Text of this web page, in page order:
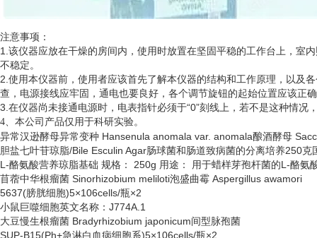
注意事项：
1.该仪器应放在干燥的房间内，使用时放置在坚固平稳的工作台上，室
不稳定。
2.使用本仪器前，使用者应该首先了解本仪器的结构和工作原理，以及
查，电源接线应牢固，通电也要良好，各个调节旋钮的起始位置应该正
3.在仪器尚未接通电源时，电表指针必须于“0”刻线上，若不是这种情况
4 本公司产品仅用于科研实验。
异常汉逊酵母异常变种 Hansenula anomala var. anomala酿酒酵母
胆盐七叶苷琼脂/Bile Esculin Agar肠球菌和肠道致病菌的分离培养250克
L-酪氨酸营养琼脂基础 规格： 250g 用途： 用于蜡样芽孢杆菌的L-酪氨
苜蓿中华根瘤菌 Sinorhizobium meliloti泡盛曲霉 Aspergillus awamori
5637(膀胱细胞)5×106cells/瓶×2
小鼠巨噬细胞英文名称： J774A.1
大豆慢生根瘤菌 Bradyrhizobium japonicum间型脉孢菌
SUP-B15(Ph+急淋白血病细胞系)5×106cells/瓶×2